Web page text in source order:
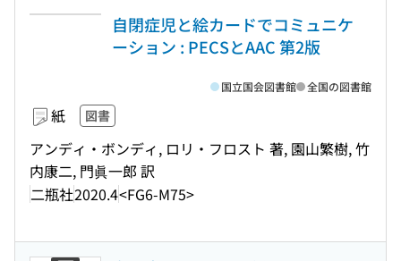
自閉症児と絵カードでコミュニケ
ーション : PECSとAAC 第2版
紙 図書
アンディ・ボンディ, ロリ・フロスト 著, 園山繁樹, 竹
内康二, 門眞一郎 訳
二瓶社2020.4<FG6-M75>
国立国会図書館 全国の図書館